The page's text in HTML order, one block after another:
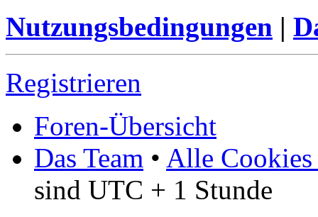
Nutzungsbedingungen |
Registrieren
Foren-Übersicht
Das Team • Alle Cookies
sind UTC + 1 Stunde